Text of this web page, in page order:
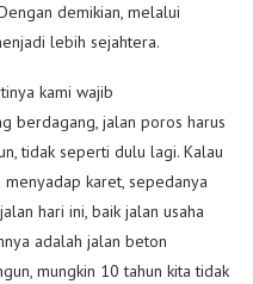
demikian, melalui
lebih sejahtera.
kami wajib
berdagang, jalan poros harus
tidak seperti dulu lagi. Kalau
karet, sepedanya
hari ini, baik jalan usaha
adalah jalan beton
mungkin 10 tahun kita tidak